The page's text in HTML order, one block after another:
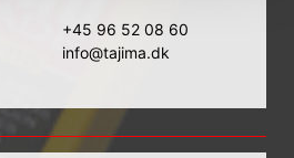
+45 96 52 08 60
info@tajima.dk